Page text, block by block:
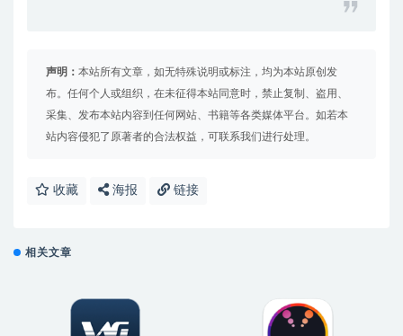
声明： 本站所有文章，如无特殊说明或标注，均为本站原创发
布。任何个人或组织，在未征得本站同意时，禁止复制、盗用、
采集、发布本站内容到任何网站、书籍等各类媒体平台。如若本
站内容侵犯了原著者的合法权益，可联系我们进行处理。
收藏 海报 链接
相关文章